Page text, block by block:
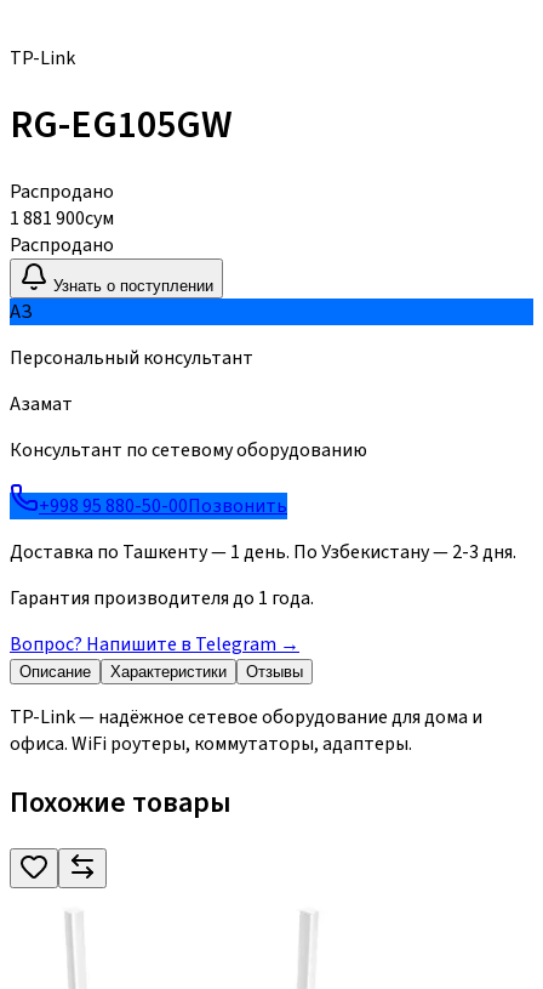
TP-Link
RG-EG105GW
Распродано
1 881 900сум
Распродано
Узнать о поступлении
АЗ
Персональный консультант
Азамат
Консультант по сетевому оборудованию
+998 95 880-50-00Позвонить
Доставка по Ташкенту — 1 день. По Узбекистану — 2-3 дня.
Гарантия производителя до 1 года.
Вопрос? Напишите в Telegram →
Описание Характеристики Отзывы
TP-Link — надёжное сетевое оборудование для дома и
офиса. WiFi роутеры, коммутаторы, адаптеры.
Похожие товары